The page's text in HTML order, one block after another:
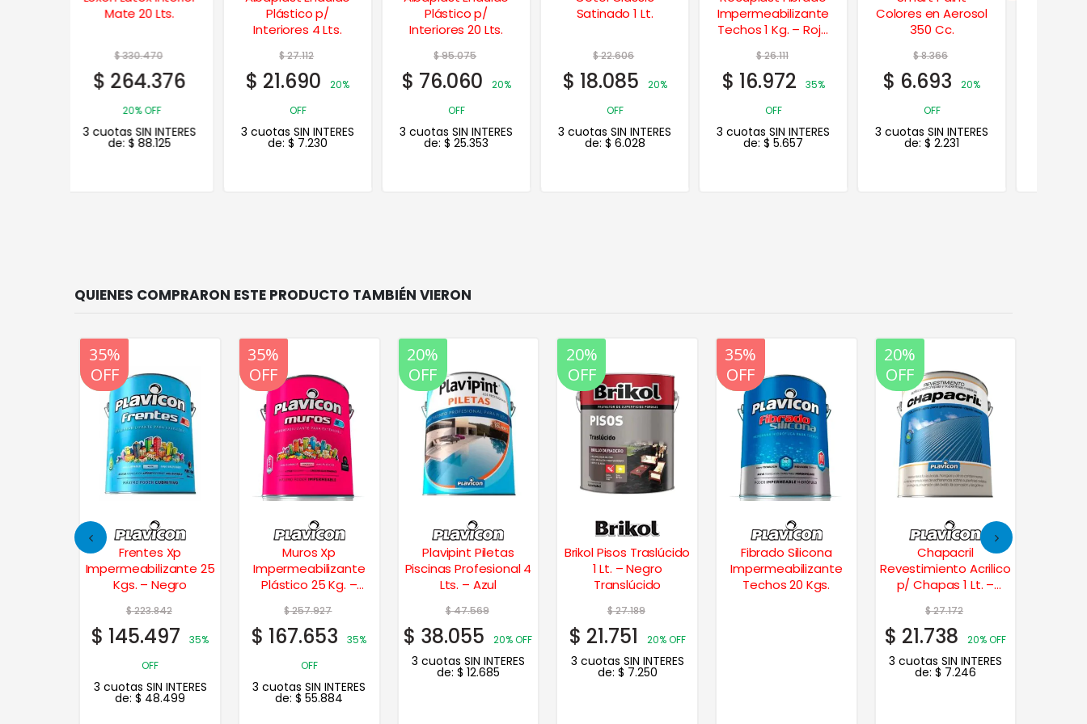
Plástico p/
$27.112
$ 21.690
20%
OFF
3 cuotas SIN INTERES
de: $7.230
Plástico p/
Interiores 20 Lts.
$95.075
$ 76.060
20%
OFF
3 cuotas SIN INTERES
de:$ 25.353
Satinado 1 Lt.
$22.606
$18.085
20%
OFF
3 cuotas SIN INTERES
de: $6.028
Impermeabilizante
$26.111
$16.972
35%
OFF
3 cuotas SIN INTERES
de: $5.657
Colores en Aerosol
350 Cc.
$8.366
$6.693
20%
OFF
3 cuotas SIN INTERES
de: $2.231
Automotor en
Aerosol 420 Cc.
20%
OFF
35%
OFF
Frentes Xp
Impermeabilizante 25
Kgs. – Negro
$223.842
$ 145.497
35%
OFF
3 cuotas SIN INTERES
de:$ 48.499
20%
OFF
35%
OFF
Muros Xp
Impermeabilizante
Plástico 25 Kg. –
$257.927
$ 167.653
35%
OFF
3 cuotas SIN INTERES
de:$ 55.884
20%
OFF
Plavipint Piletas
Piscinas Profesional 4
Lts. – Azul
$47.569
$ 38.055 20% OFF
3 cuotas SIN INTERES
de: $ 12.685
20%
OFF
Brikol Pisos Traslúcido
1 Lt. – Negro
Translúcido
$27.189
$ 21.751 20% OFF
3 cuotas SIN INTERES
de: $ 7.250
20%
OFF
35%
OFF
Fibrado Silicona
Impermeabilizante
Techos 20 Kgs.
20%
OFF
Chapacril
Revestimiento Acrilico
p/ Chapas 1 Lt. –
$27.172
$ 21.738 20% OFF
3 cuotas SIN INTERES
de: $ 7.246